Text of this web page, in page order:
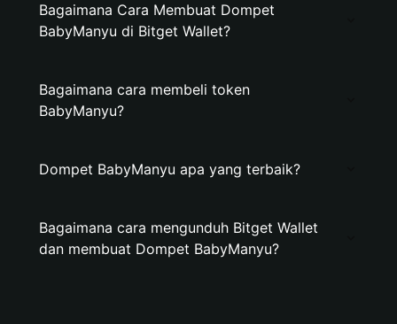
Bagaimana Cara Membuat Dompet
BabyManyu di Bitget Wallet?
Bagaimana cara membeli token
BabyManyu?
Dompet BabyManyu apa yang terbaik?
Bagaimana cara mengunduh Bitget Wallet
dan membuat Dompet BabyManyu?